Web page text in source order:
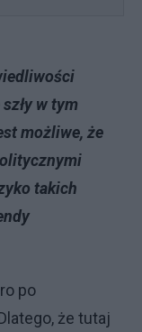
w tym
możliwe, że
takich
po
że tutaj